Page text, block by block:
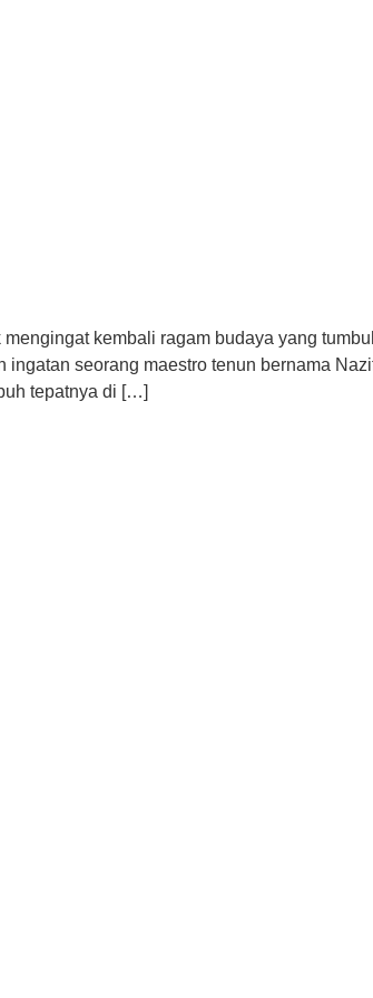
kembali ragam budaya yang
seorang maestro tenun bernama
tepatnya di […]